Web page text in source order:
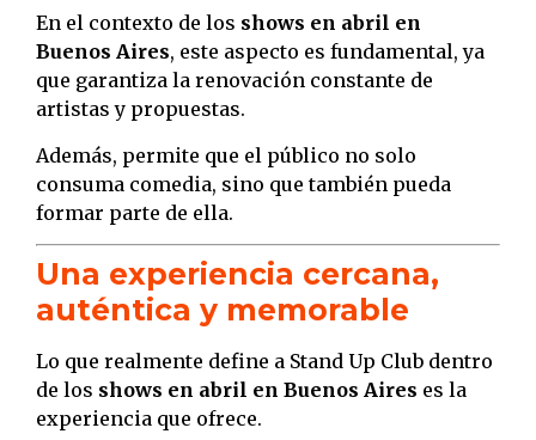
En el contexto de los shows en abril en
Buenos Aires, este aspecto es fundamental, ya
que garantiza la renovación constante de
artistas y propuestas.
Además, permite que el público no solo
consuma comedia, sino que también pueda
formar parte de ella.
Una experiencia cercana,
auténtica y memorable
Lo que realmente define a Stand Up Club dentro
de los shows en abril en Buenos Aires es la
experiencia que ofrece.